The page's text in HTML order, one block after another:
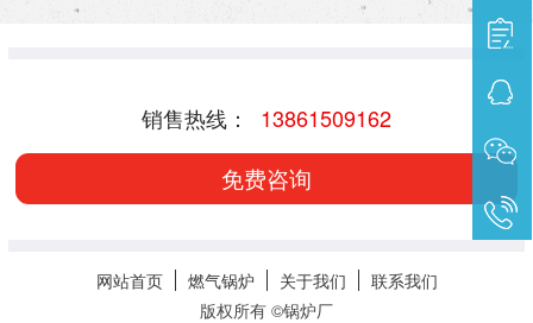
销售热线： 13861509162
免费咨询
网站首页 燃气锅炉 关于我们
联系我们
版权所有 ©锅炉厂